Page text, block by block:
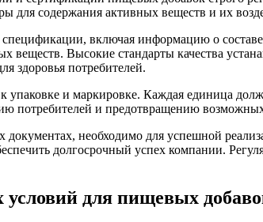
для содержания активных веществ и их
включая информацию о
веществ. Высокие стандарты качества
здоровья потребителей.
упаковке и маркировке. Каждая единица
и предотвращению
необходимо для успешной
долгосрочный успех компании.
условий для пищевых